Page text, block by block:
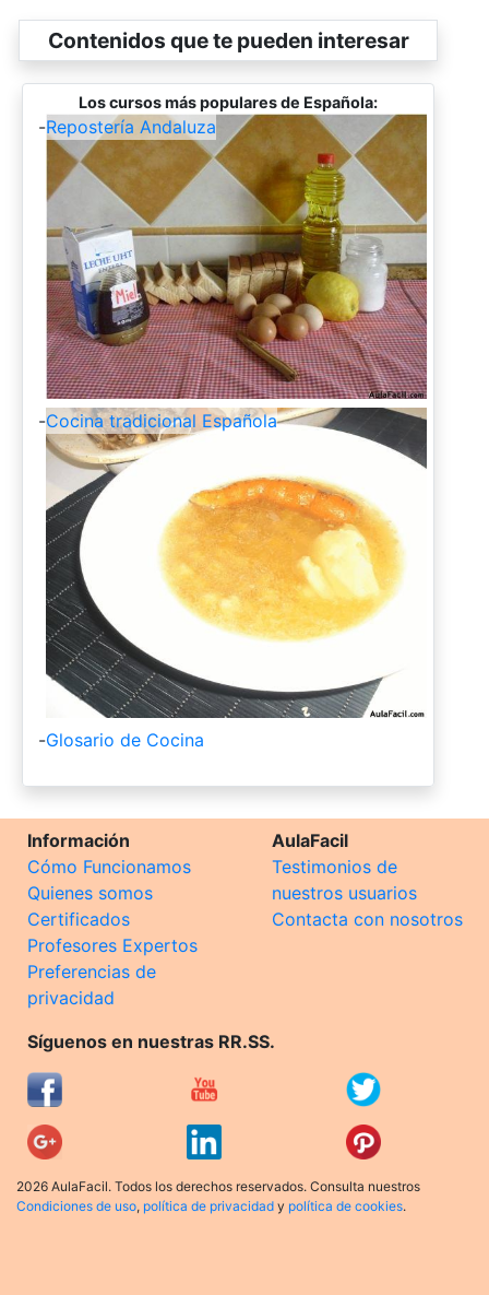
Contenidos que te pueden interesar
Los cursos más populares de Española:
-Repostería Andaluza
-Cocina tradicional Española
-Glosario de Cocina
Información
Cómo Funcionamos
Quienes somos
Certificados
Profesores Expertos
Preferencias de
privacidad
AulaFacil
Testimonios de
nuestros usuarios
Contacta con nosotros
Síguenos en nuestras RR.SS.
2026 AulaFacil. Todos los derechos reservados. Consulta nuestros
Condiciones de uso, política de privacidad y política de cookies.